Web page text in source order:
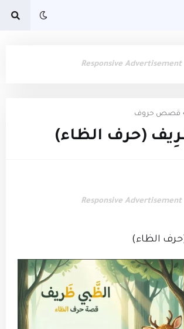
Responsive Advertisement
قصص حروف
(حرف الظاء)
Responsive Advertisement
الظاء)